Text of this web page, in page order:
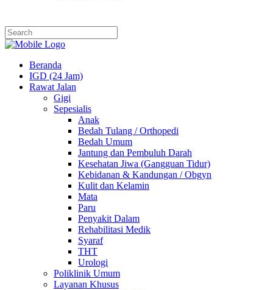
Beranda
IGD (24 Jam)
Rawat Jalan
Gigi
Sepesialis
Anak
Bedah Tulang / Orthopedi
Bedah Umum
Jantung dan Pembuluh Darah
Kesehatan Jiwa (Gangguan Tidur)
Kebidanan & Kandungan / Obgyn
Kulit dan Kelamin
Mata
Paru
Penyakit Dalam
Rehabilitasi Medik
Syaraf
THT
Urologi
Poliklinik Umum
Layanan Khusus